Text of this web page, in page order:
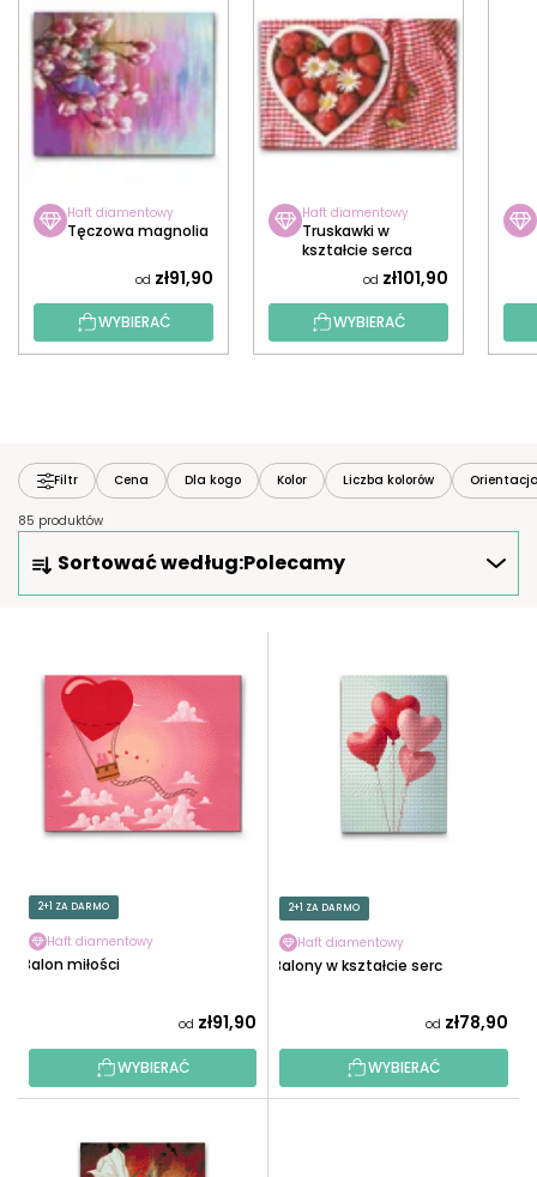
Haft diamentowy
Tęczowa magnolia
od zł91,90
WYBIERAĆ
Haft diamentowy
Truskawki w
kształcie serca
od zł101,90
WYBIERAĆ
Filtr Cena Dla kogo Kolor Liczba kolorów
85 produktów
O
R
O
D
U
K
Sortować według:Polecamy
U
K
T
2+1 ZA DARMO
Haft diamentowy
Balon miłości
od zł91,90
WYBIERAĆ
2+1 ZA DARMO
Haft diamentowy
Balony w kształcie serc
od zł78,90
WYBIERAĆ